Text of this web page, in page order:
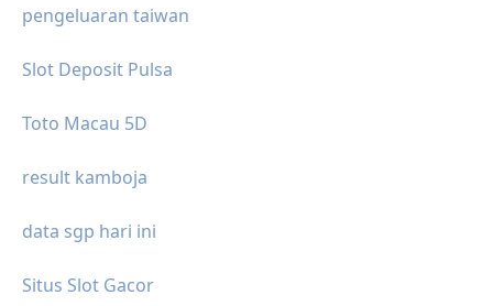
pengeluaran taiwan
Slot Deposit Pulsa
Toto Macau 5D
result kamboja
data sgp hari ini
Situs Slot Gacor